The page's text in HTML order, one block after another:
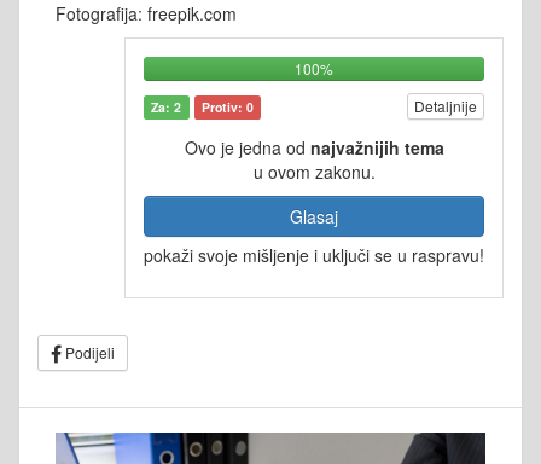
Fotografija: freepik.com
100%
Za: 2 Protiv: 0 Detaljnije
Ovo je jedna od najvažnijih tema
u ovom zakonu.
Glasaj
pokaži svoje mišljenje i uključi se u raspravu!
Podijeli